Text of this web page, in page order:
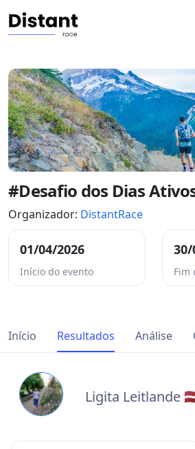
#Desafio dos Dias
Organizador: DistantRace
01/04/2026
Início do evento
30/
Fim
Início Resultados Análise
Ligita Leitlande